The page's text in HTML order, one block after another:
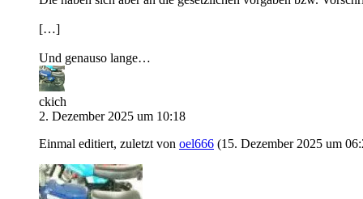
[…]
Und genauso lange…
ckich
2. Dezember 2025 um 10:18
Einmal editiert, zuletzt von oel666 (15. Dezember 2025 um